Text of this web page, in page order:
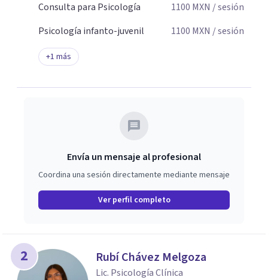
Consulta para Psicología
1100 MXN / sesión
Psicología infanto-juvenil
1100 MXN / sesión
+1 más
Envía un mensaje al profesional
Coordina una sesión directamente mediante mensaje
Ver perfil completo
2 Rubí Chávez Melgoza
Lic. Psicología Clínica